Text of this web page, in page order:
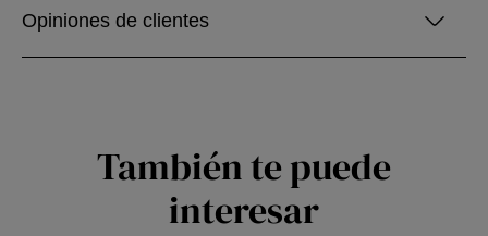
Opiniones de clientes
También te puede
interesar